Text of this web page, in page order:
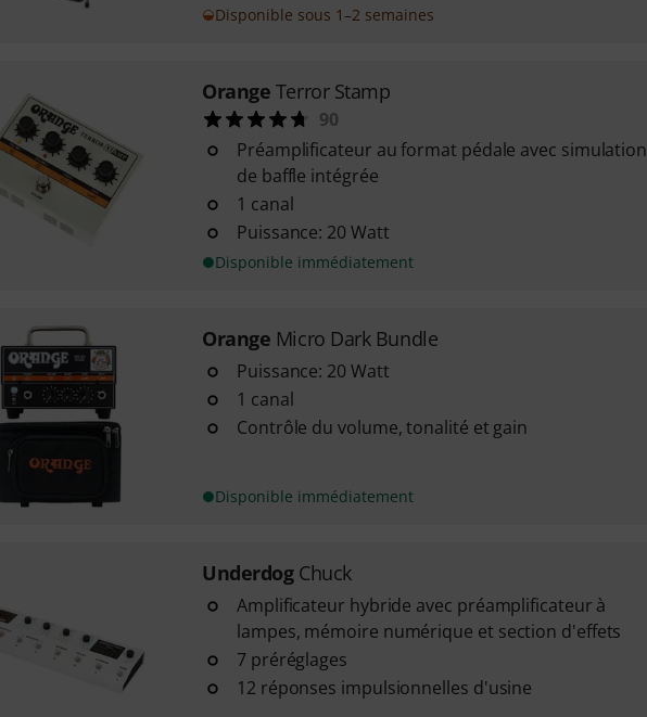
Disponible sous 1–2 semaines
Orange Terror Stamp
90
Préamplificateur au format pédale avec simulation
de baffle intégrée
1 canal
Puissance: 20 Watt
Disponible immédiatement
Orange Micro Dark Bundle
Puissance: 20 Watt
1 canal
Contrôle du volume, tonalité et gain
Disponible immédiatement
Underdog Chuck
Amplificateur hybride avec préamplificateur à
lampes, mémoire numérique et section d'effets
7 préréglages
12 réponses impulsionnelles d'usine